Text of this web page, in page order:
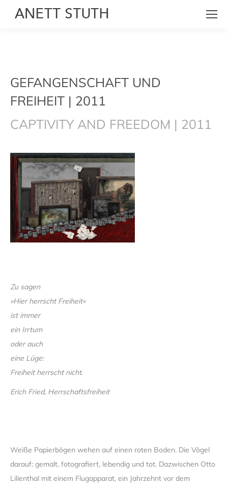
GEFANGENSCHAFT UND
FREIHEIT | 2011
CAPTIVITY AND FREEDOM | 2011
Zu sagen
»Hier herrscht Freiheit«
ist immer
ein Irrtum
oder auch
eine Lüge:
Freiheit herrscht nicht.
Erich Fried, Herrschaftsfreiheit
Weiße Papierbögen wehen auf einen roten Boden. Die Vögel
darauf: gemalt, fotografiert, lebendig und tot. Dazwischen Otto
Lilienthal mit einem Flugapparat, ein Jahrzehnt vor dem